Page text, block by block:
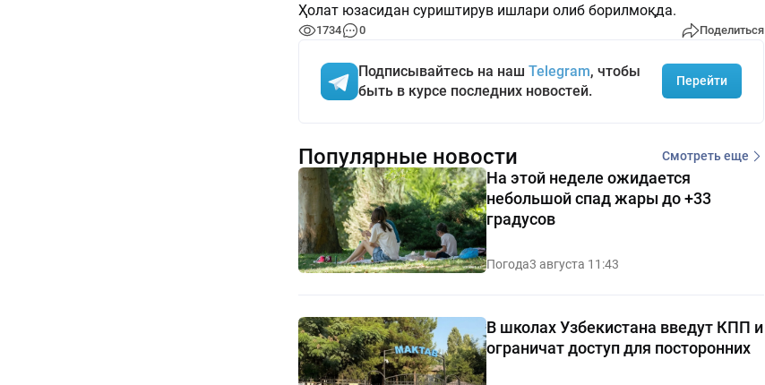
Ҳолат юзасидан суриштирув ишлари олиб борилмоқда.
1734 0 Поделиться
Подписывайтесь на наш Telegram, чтобы
быть в курсе последних новостей.
Перейти
Популярные новости Смотреть еще
На этой неделе ожидается
небольшой спад жары до +33
градусов
Погода3 августа 11:43
В школах Узбекистана введут КПП и
ограничат доступ для посторонних